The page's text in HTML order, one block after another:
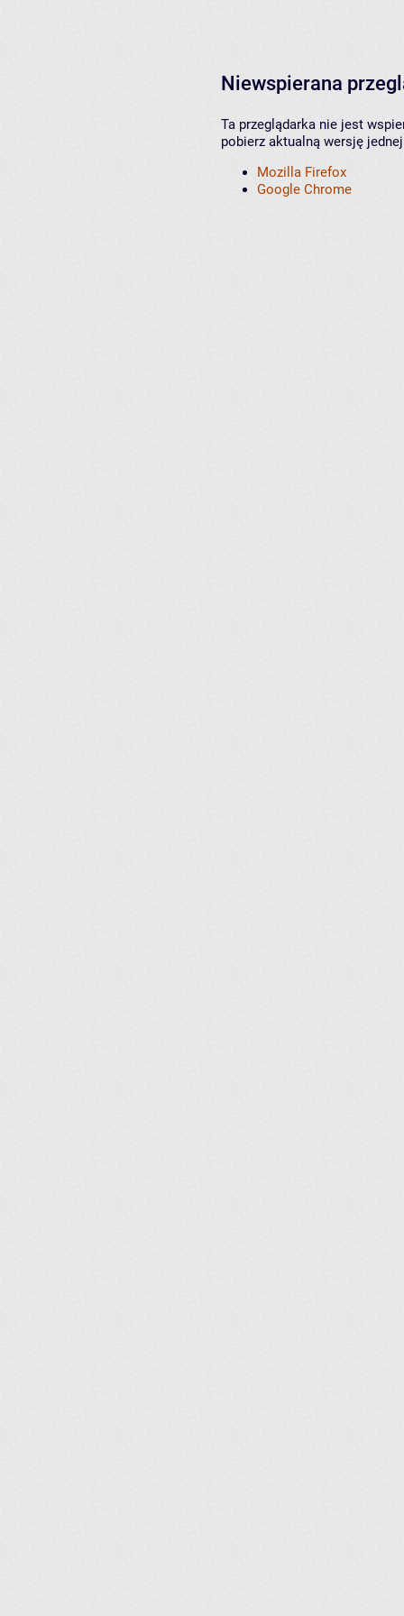
Niewspierana
Ta przeglądarka nie jest
pobierz aktualną wersję
Mozilla Firefox
Google Chrome